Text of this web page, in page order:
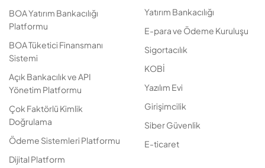
BOA Yatırım Bankacılığı
Platformu
BOA Tüketici Finansmanı
Sistemi
Açık Bankacılık ve API
Yönetim Platformu
Çok Faktörlü Kimlik
Doğrulama
Ödeme Sistemleri Platformu
Dijital Platform
Yatırım Bankacılığı
E-para ve Ödeme Kuruluşu
Sigortacılık
KOBİ
Yazılım Evi
Girişimcilik
Siber Güvenlik
E-ticaret